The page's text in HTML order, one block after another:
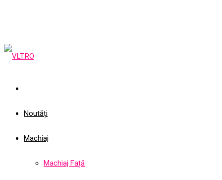
Noutăți
Machiaj
Machiaj Față